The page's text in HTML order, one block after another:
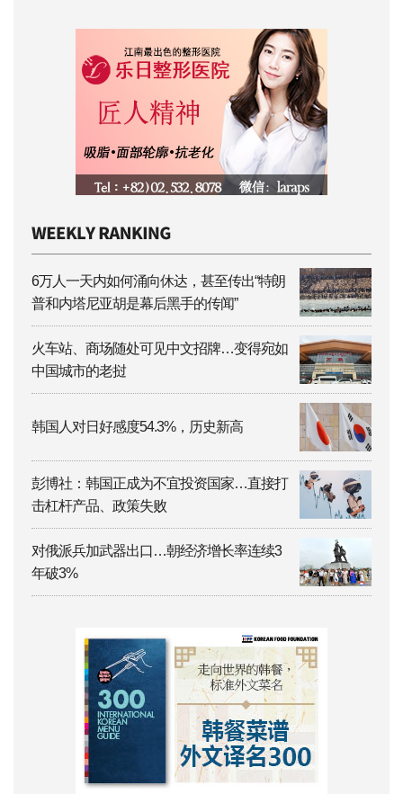
6万人一天内如何涌向休达，甚至传出“特朗
普和内塔尼亚胡是幕后黑手的传闻”
火车站、商场随处可见中文招牌…变得宛如
中国城市的老挝
韩国人对日好感度54.3%，历史新高
彭博社：韩国正成为不宜投资国家…直接打
击杠杆产品、政策失败
对俄派兵加武器出口…朝经济增长率连续3
年破3%